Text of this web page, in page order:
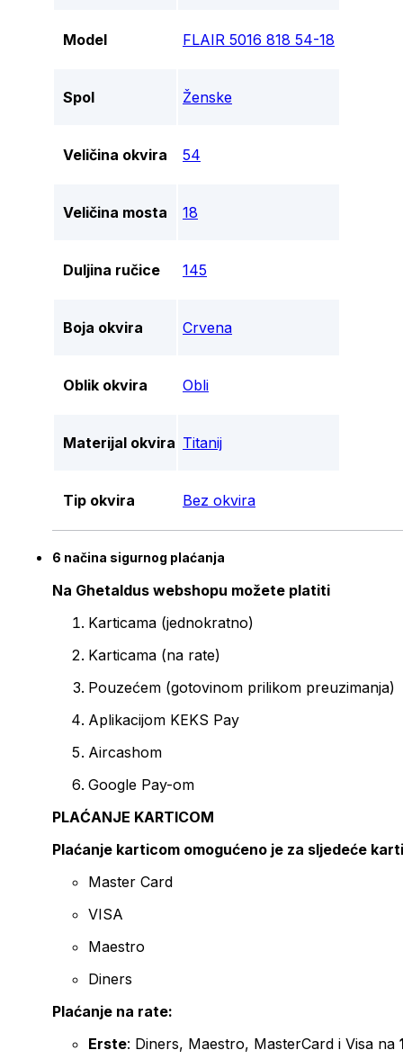
Model FLAIR 5016 818 54-18
Spol Ženske
Veličina okvira 54
Veličina mosta 18
Duljina ručice 145
Boja okvira Crvena
Oblik okvira Obli
Materijal okvira Titanij
Tip okvira Bez okvira
6 načina sigurnog plaćanja
Na Ghetaldus webshopu možete platiti
Karticama (jednokratno)
Karticama (na rate)
Pouzećem (gotovinom prilikom preuzimanja)
Aplikacijom KEKS Pay
Aircashom
Google Pay-om
PLAĆANJE KARTICOM
Plaćanje karticom omogućeno je za sljedeće
Master Card
VISA
Maestro
Diners
Plaćanje na rate:
Erste: Diners, Maestro, MasterCard i Visa na